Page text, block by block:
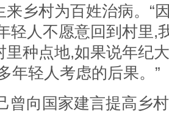
来乡村为百姓治病。“
轻人不愿意回到村里,
里种点地,如果说年纪
年轻人考虑的后果。”
曾向国家建言提高乡